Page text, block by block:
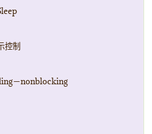
控制
－nonblocking